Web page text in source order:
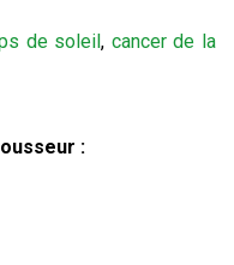
de soleil, cancer de la
: